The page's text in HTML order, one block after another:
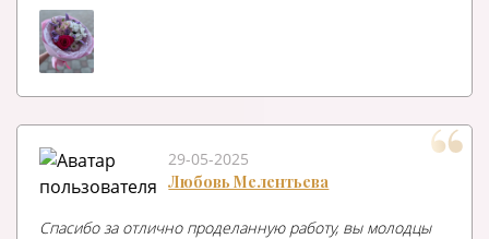
29-05-2025
Любовь Мелентьева
Спасибо за отлично проделанную работу, вы молодцы